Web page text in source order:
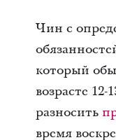
Чин с
который
возрасте
разносить
время